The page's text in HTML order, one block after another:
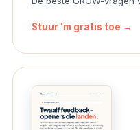
Stuur 'm gratis toe →